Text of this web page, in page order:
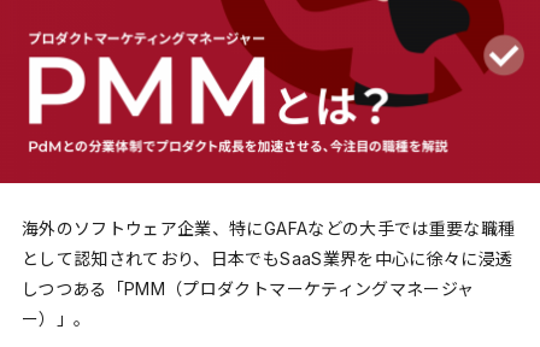
海外のソフトウェア企業、特にGAFAなどの大手では重要な職種
として認知されており、日本でもSaaS業界を中心に徐々に浸透
しつつある「PMM（プロダクトマーケティングマネージャ
ー）」。